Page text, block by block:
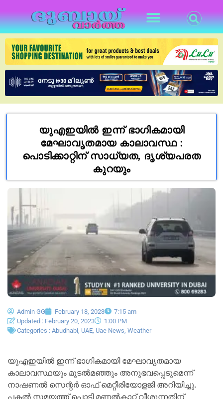
യുഎഇയിൽ ഇന്ന് ഭാഗികമായി
മേഘാവൃതമായ കാലാവസ്ഥ :
പൊടിക്കാറ്റിന് സാധ്യത, ദൃശ്യപരത
കുറയും
Admin GG February 18, 2023
7:15 am
Updated : February 20, 2023
1:00 PM
Categories : Abudhabi UAE Uae News Weather
യുഎഇയിൽ ഇന്ന് ഭാഗികമായി മേഘാവൃതമായ
കാലാവസ്ഥയും മൂടൽമഞ്ഞും അനുഭവപ്പെടുമെന്ന്
നാഷണൽ സെന്റർ ഓഫ് മെറ്റീരിയോളജി അറിയിച്ചു.